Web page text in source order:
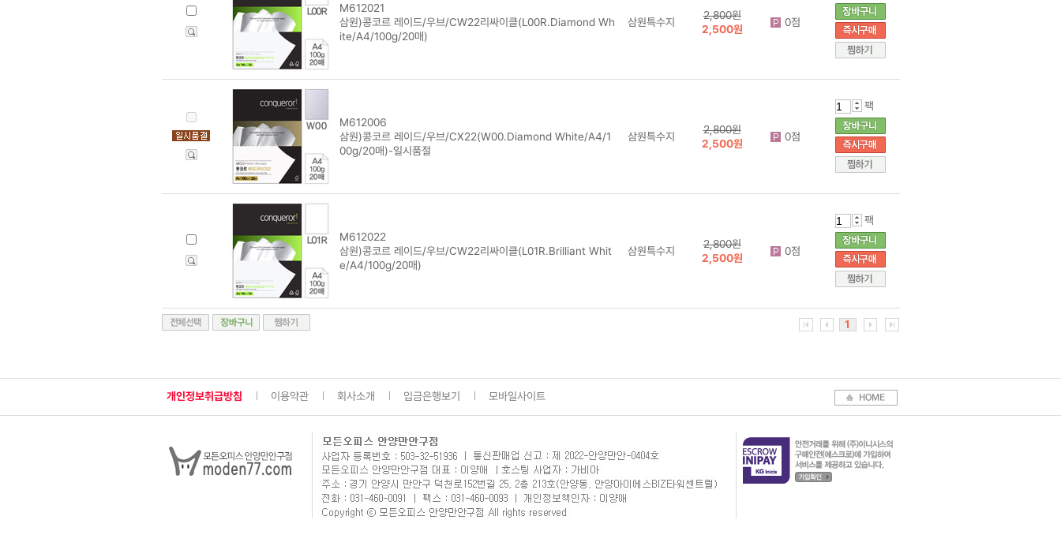
M612021
삼원)콩코르 레이드/우브/CW22리싸이클(L00R.Diamond Wh
ite/A4/100g/20매)
삼원특수지
2,800원
2,500원
0점
M612006
삼원)콩코르 레이드/우브/CX22(W00.Diamond White/A4/1
00g/20매)-일시품절
삼원특수지
2,800원
2,500원
0점
팩
M612022
삼원)콩코르 레이드/우브/CW22리싸이클(L01R.Brilliant Whit
e/A4/100g/20매)
삼원특수지
2,800원
2,500원
0점
팩
1
개인정보취급방침 이용약관 회사소개 입금은행보기 모바일사이트